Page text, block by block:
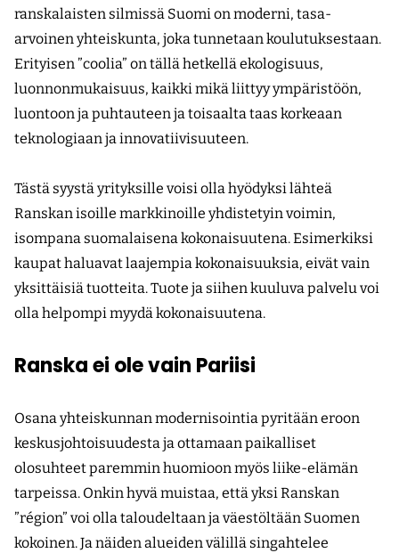
ranskalaisten silmissä Suomi on moderni, tasa-
arvoinen yhteiskunta, joka tunnetaan koulutuksestaan.
Erityisen ”coolia” on tällä hetkellä ekologisuus,
luonnonmukaisuus, kaikki mikä liittyy ympäristöön,
luontoon ja puhtauteen ja toisaalta taas korkeaan
teknologiaan ja innovatiivisuuteen.
Tästä syystä yrityksille voisi olla hyödyksi lähteä
Ranskan isoille markkinoille yhdistetyin voimin,
isompana suomalaisena kokonaisuutena. Esimerkiksi
kaupat haluavat laajempia kokonaisuuksia, eivät vain
yksittäisiä tuotteita. Tuote ja siihen kuuluva palvelu voi
olla helpompi myydä kokonaisuutena.
Ranska ei ole vain Pariisi
Osana yhteiskunnan modernisointia pyritään eroon
keskusjohtoisuudesta ja ottamaan paikalliset
olosuhteet paremmin huomioon myös liike-elämän
tarpeissa. Onkin hyvä muistaa, että yksi Ranskan
”région” voi olla taloudeltaan ja väestöltään Suomen
kokoinen. Ja näiden alueiden välillä singahtelee